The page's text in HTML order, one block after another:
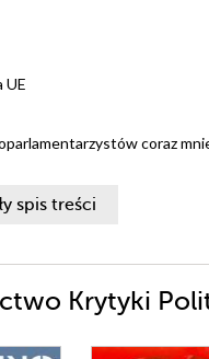
UE
coraz
w Brukseli?
zarezerwowane dla
spis treści
Krytyki